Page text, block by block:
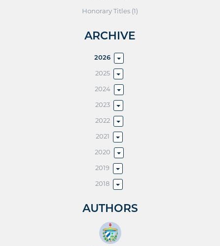
Honorary Titles (1)
ARCHIVE
2026
2025
2024
2023
2022
2021
2020
2019
2018
AUTHORS